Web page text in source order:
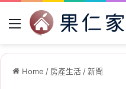
Menu
Home / 房產生活/新聞